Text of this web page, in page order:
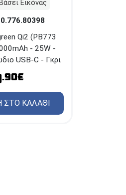
Εικόνας
Qi2 (PB773
- 25W -
USB-C - Γκρι
.90€
ΚΑΛΑΘΙ